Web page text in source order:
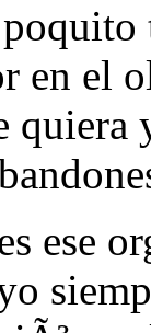
en el
quiera
ese